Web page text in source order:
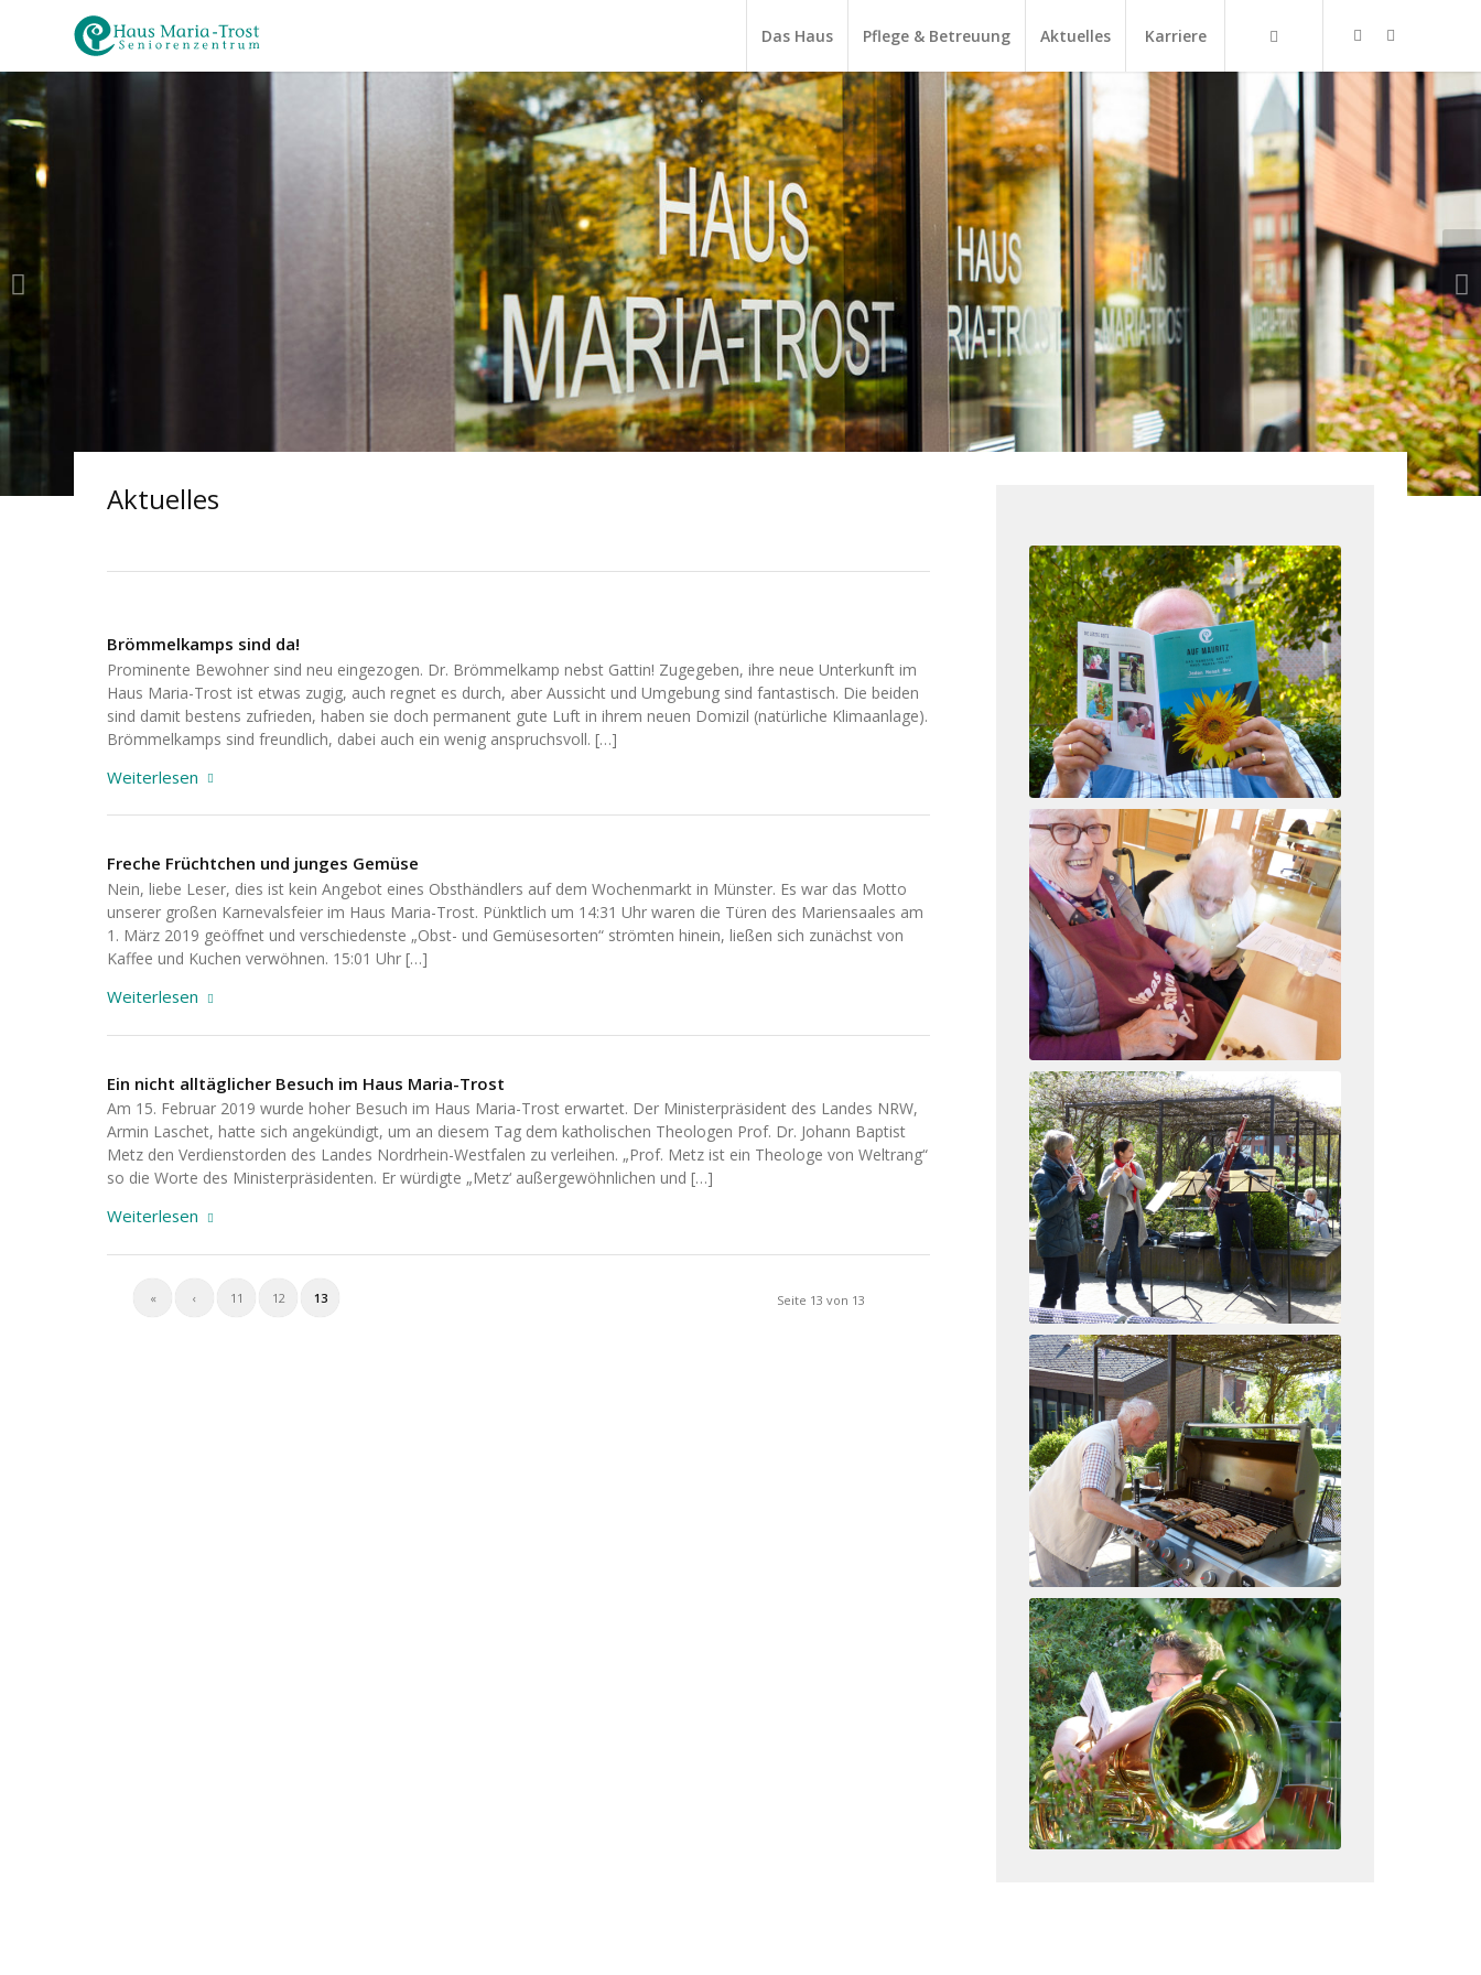
Das Haus Pflege & Betreuung Aktuelles Karriere
Weiter
Aktuelles
Brömmelkamps sind da!
Prominente Bewohner sind neu eingezogen. Dr. Brömmelkamp nebst Gattin! Zugegeben, ihre neue Unterkunft im
Haus Maria-Trost ist etwas zugig, auch regnet es durch, aber Aussicht und Umgebung sind fantastisch. Die beiden
sind damit bestens zufrieden, haben sie doch permanent gute Luft in ihrem neuen Domizil (natürliche Klimaanlage).
Brömmelkamps sind freundlich, dabei auch ein wenig anspruchsvoll. […]
Weiterlesen
Freche Früchtchen und junges Gemüse
Nein, liebe Leser, dies ist kein Angebot eines Obsthändlers auf dem Wochenmarkt in Münster. Es war das Motto
unserer großen Karnevalsfeier im Haus Maria-Trost. Pünktlich um 14:31 Uhr waren die Türen des Mariensaales am
1. März 2019 geöffnet und verschiedenste „Obst- und Gemüsesorten“ strömten hinein, ließen sich zunächst von
Kaffee und Kuchen verwöhnen. 15:01 Uhr […]
Weiterlesen
Ein nicht alltäglicher Besuch im Haus Maria-Trost
Am 15. Februar 2019 wurde hoher Besuch im Haus Maria-Trost erwartet. Der Ministerpräsident des Landes NRW,
Armin Laschet, hatte sich angekündigt, um an diesem Tag dem katholischen Theologen Prof. Dr. Johann Baptist
Metz den Verdienstorden des Landes Nordrhein-Westfalen zu verleihen. „Prof. Metz ist ein Theologe von Weltrang“
so die Worte des Ministerpräsidenten. Er würdigte „Metz‘ außergewöhnlichen und […]
Weiterlesen
Seite 13 von 13
« ‹ 11 12 13